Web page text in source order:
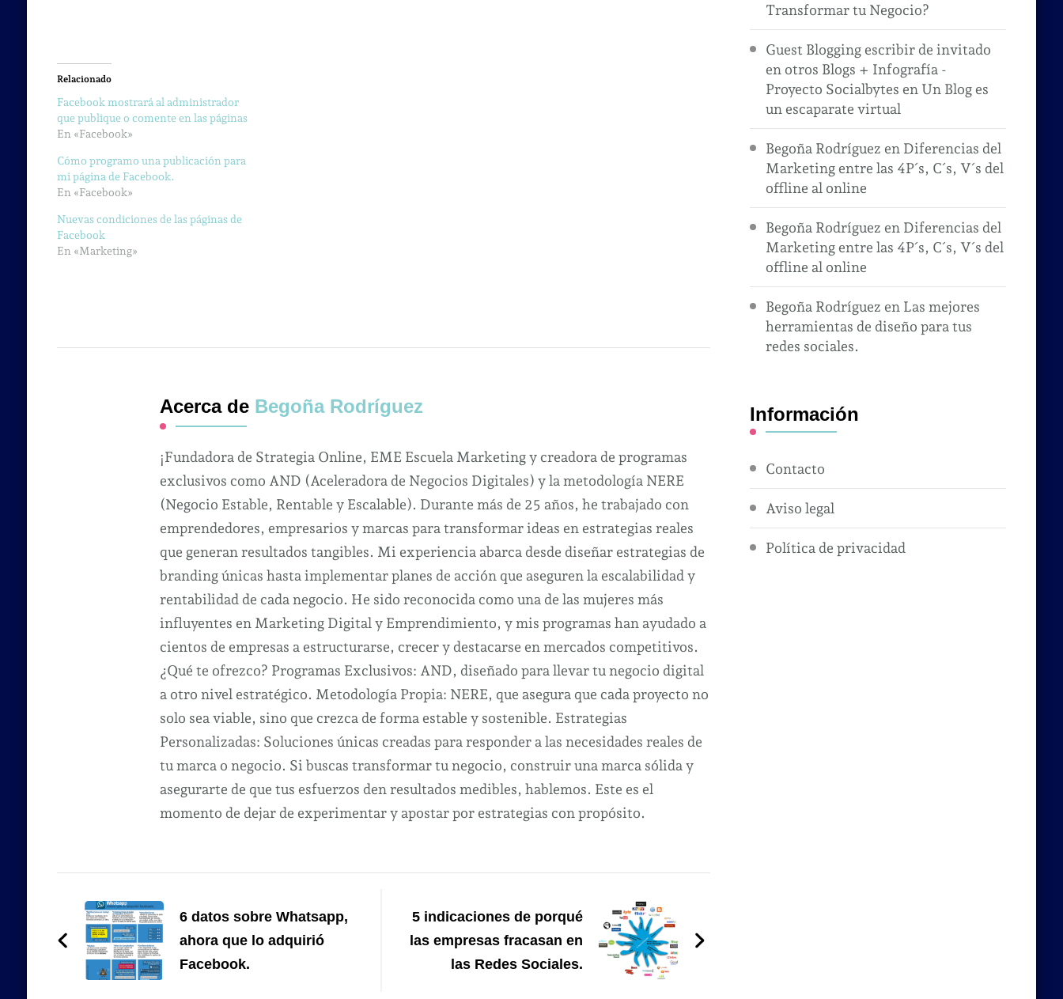
Relacionado
Facebook mostrará al administrador
que publique o comente en las páginas
En «Facebook»
Cómo programo una publicación para
mi página de Facebook.
En «Facebook»
Nuevas condiciones de las páginas de
Facebook
En «Marketing»
Acerca de Begoña Rodríguez
¡Fundadora de Strategia Online, EME Escuela Marketing y creadora de programas
exclusivos como AND (Aceleradora de Negocios Digitales) y la metodología NERE
(Negocio Estable, Rentable y Escalable). Durante más de 25 años, he trabajado con
emprendedores, empresarios y marcas para transformar ideas en estrategias reales
que generan resultados tangibles. Mi experiencia abarca desde diseñar estrategias de
branding únicas hasta implementar planes de acción que aseguren la escalabilidad y
rentabilidad de cada negocio. He sido reconocida como una de las mujeres más
influyentes en Marketing Digital y Emprendimiento, y mis programas han ayudado a
cientos de empresas a estructurarse, crecer y destacarse en mercados competitivos.
¿Qué te ofrezco? Programas Exclusivos: AND, diseñado para llevar tu negocio digital
a otro nivel estratégico. Metodología Propia: NERE, que asegura que cada proyecto no
solo sea viable, sino que crezca de forma estable y sostenible. Estrategias
Personalizadas: Soluciones únicas creadas para responder a las necesidades reales de
tu marca o negocio. Si buscas transformar tu negocio, construir una marca sólida y
asegurarte de que tus esfuerzos den resultados medibles, hablemos. Este es el
momento de dejar de experimentar y apostar por estrategias con propósito.
de
entradas
6 datos sobre Whatsapp,
ahora que lo adquirió
Facebook.
5 indicaciones de porqué
las empresas fracasan en
las Redes Sociales.
Transformar tu Negocio?
Guest Blogging escribir de invitado
en otros Blogs + Infografía -
Proyecto Socialbytes en Un Blog es
un escaparate virtual
Begoña Rodríguez en Diferencias del
Marketing entre las 4P´s, C´s, V´s del
offline al online
Begoña Rodríguez en Diferencias del
Marketing entre las 4P´s, C´s, V´s del
offline al online
Begoña Rodríguez en Las mejores
herramientas de diseño para tus
redes sociales.
Información
Contacto
Aviso legal
Política de privacidad